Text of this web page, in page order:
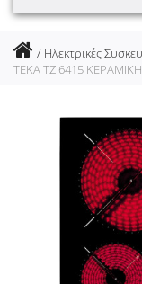
Ηλεκτρικές
TEKA TZ 6415